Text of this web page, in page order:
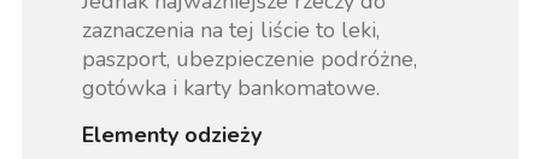
zaznaczenia na tej liście to leki,
paszport, ubezpieczenie podróżne,
gotówka i karty bankomatowe.
Elementy odzieży